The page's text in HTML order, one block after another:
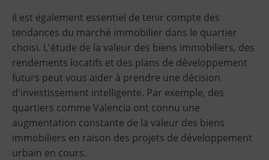
Il est également essentiel de tenir compte des
tendances du marché immobilier dans le quartier
choisi. L'étude de la valeur des biens immobiliers, des
rendements locatifs et des plans de développement
futurs peut vous aider à prendre une décision
d'investissement intelligente. Par exemple, des
quartiers comme Valencia ont connu une
augmentation constante de la valeur des biens
immobiliers en raison des projets de développement
urbain en cours.